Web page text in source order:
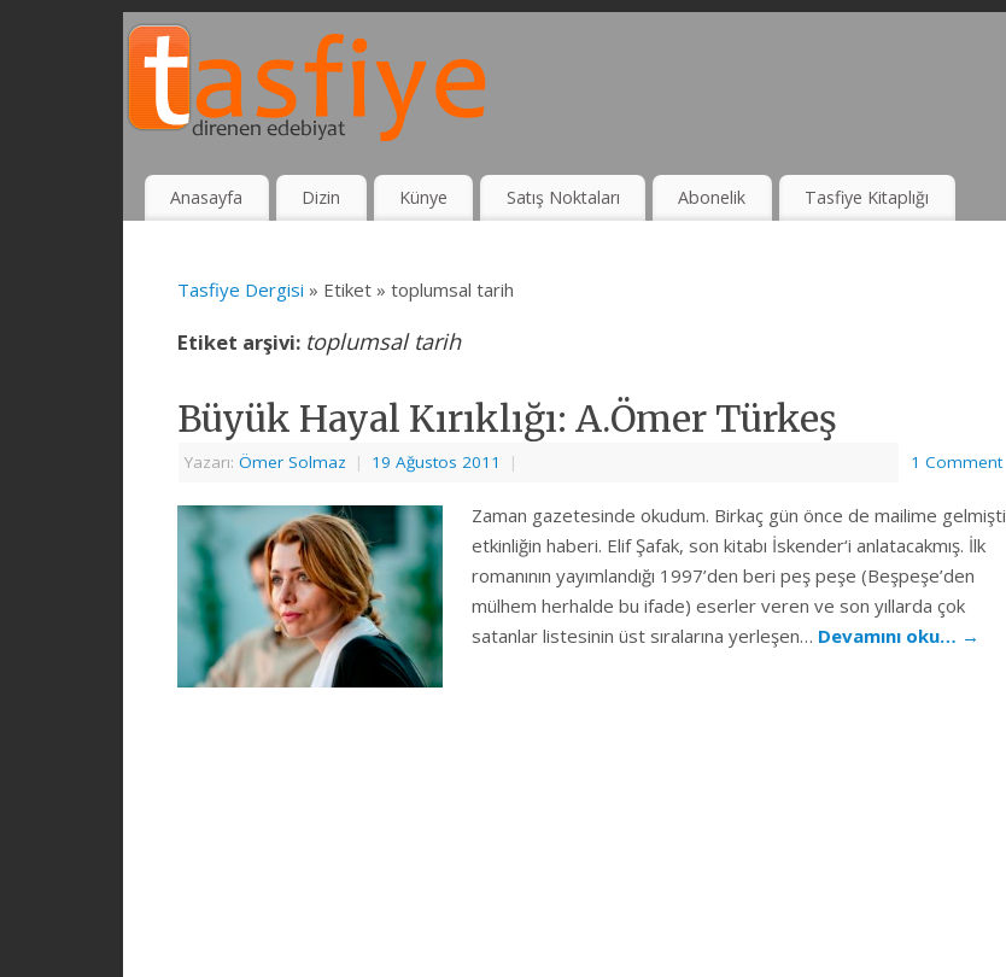
Anasayfa Dizin Künye Satış Noktaları Abonelik Tasfiye Kitaplığı
Tasfiye Dergisi » Etiket » toplumsal tarih
Etiket arşivi: toplumsal tarih
Büyük Hayal Kırıklığı: A.Ömer Türkeş
Yazarı: Ömer Solmaz | 19 Ağustos 2011 | 1 Comment
Zaman gazetesinde okudum. Birkaç gün önce de mailime gelmişti
etkinliğin haberi. Elif Şafak, son kitabı İskender‘i anlatacakmış. İlk
romanının yayımlandığı 1997’den beri peş peşe (Beşpeşe’den
mülhem herhalde bu ifade) eserler veren ve son yıllarda çok
satanlar listesinin üst sıralarına yerleşen… Devamını oku… →